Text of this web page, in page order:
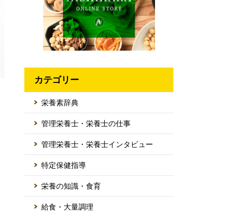
カテゴリー
栄養素辞典
管理栄養士・栄養士の仕事
管理栄養士・栄養士インタビュー
特定保健指導
栄養の知識・食育
給食・大量調理